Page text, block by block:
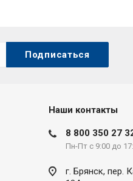
Наши контакты
8 800 350 27
Пн-Пт с 9:00 до
г. Брянск, пер.